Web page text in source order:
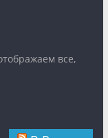
все,